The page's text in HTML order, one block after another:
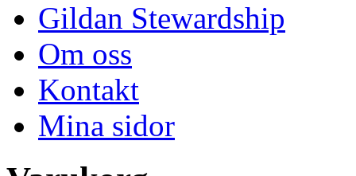
Gildan Stewardship
Om oss
Kontakt
Mina sidor